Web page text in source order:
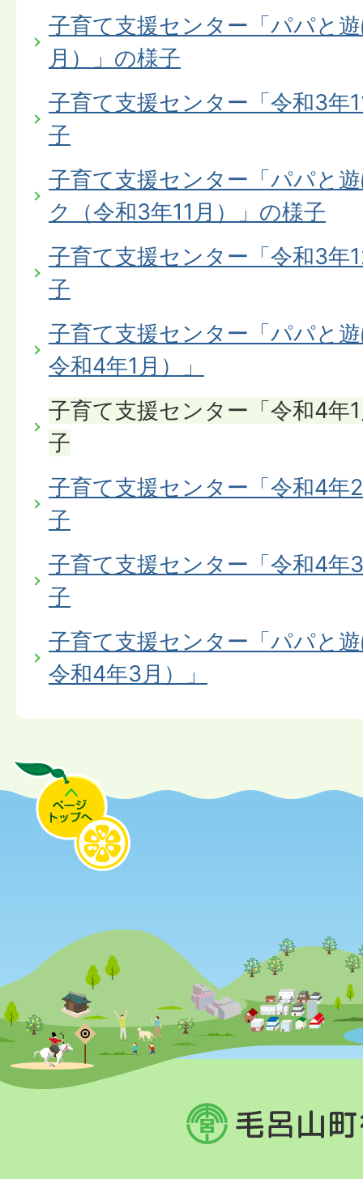
子育て支援センター「パパと
月）」の様子
子育て支援センター「令和3年
子
子育て支援センター「パパと
ク（令和3年11月）」の様子
子育て支援センター「令和3年
子
子育て支援センター「パパと
令和4年1月）」
子育て支援センター「令和4年
子
子育て支援センター「令和4年
子
子育て支援センター「令和4年
子
子育て支援センター「パパと
令和4年3月）」
毛
呂